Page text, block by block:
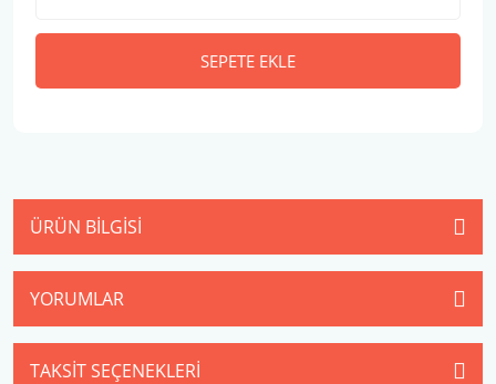
SEPETE EKLE
ÜRÜN BILGISI
YORUMLAR
TAKSIT SEÇENEKLERI